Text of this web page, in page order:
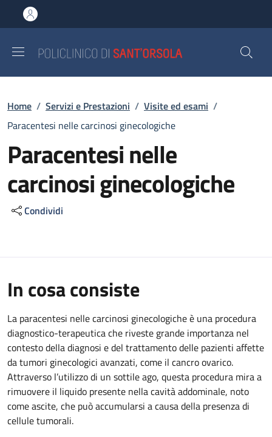
al contenuto principale
to footer content
Briciole di pane
Home / Servizi e Prestazioni / Visite ed esami /
Paracentesi nelle carcinosi ginecologiche
Paracentesi nelle
carcinosi ginecologiche
Condividi
In cosa consiste
La paracentesi nelle carcinosi ginecologiche è una procedura
diagnostico-terapeutica che riveste grande importanza nel
contesto della diagnosi e del trattamento delle pazienti affette
da tumori ginecologici avanzati, come il cancro ovarico.
Attraverso l’utilizzo di un sottile ago, questa procedura mira a
rimuovere il liquido presente nella cavità addominale, noto
come ascite, che può accumularsi a causa della presenza di
cellule tumorali.